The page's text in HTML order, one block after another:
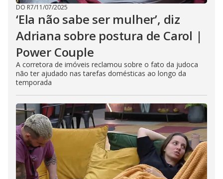
DO R7/11/07/2025
‘Ela não sabe ser mulher’, diz
Adriana sobre postura de Carol |
Power Couple
A corretora de imóveis reclamou sobre o fato da judoca
não ter ajudado nas tarefas domésticas ao longo da
temporada